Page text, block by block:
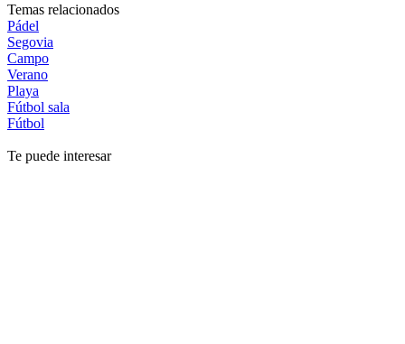
Temas relacionados
Pádel
Segovia
Campo
Verano
Playa
Fútbol sala
Fútbol
Te puede interesar